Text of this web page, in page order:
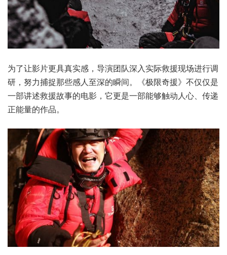
为了让影片更具真实感，导演团队深入实际救援现场进行调
研，努力捕捉那些感人至深的瞬间。《极限奇援》不仅仅是
一部讲述救援故事的电影，它更是一部能够触动人心、传递
正能量的作品。